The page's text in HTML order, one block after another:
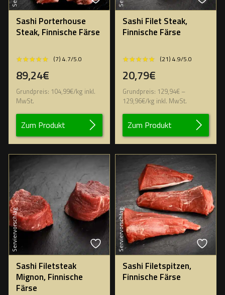
Sashi Porterhouse
Steak, Finnische Färse
★★★★★
★★★★★ (7) 4.7/5.0
89,24€
Grundpreis: 104,99€/kg inkl.
MwSt.
Zum Produkt
Sashi Filet Steak,
Finnische Färse
★★★★★
★★★★★ (21) 4.9/5.0
20,79€
Grundpreis: 129,94€ –
129,96€/kg inkl. MwSt.
Zum Produkt
Serviervorschlag
Sashi Filetsteak
Mignon, Finnische
Färse
Serviervorschlag
Sashi Filetspitzen,
Finnische Färse